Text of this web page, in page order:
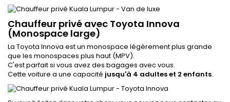
Chauffeur privé avec Toyota Innova
(Monospace large)
La Toyota Innova est un monospace légèrement plus grande
que les monospaces plus haut (MPV).
C'est parfait si vous avez des bagages avec vous.
Cette voiture a une capacité jusqu'à 4 adultes et 2 enfants.